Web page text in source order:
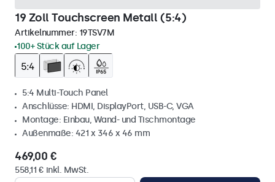
19 Zoll Touchscreen Metall (5:4)
Artikelnummer: 19TSV7M
100+ Stück auf Lager
5:4 Multi-Touch Panel
Anschlüsse: HDMI, DisplayPort, USB-C, VGA
Montage: Einbau, Wand- und Tischmontage
Außenmaße: 421 x 346 x 46 mm
469,00 €
558,11 € inkl. MwSt.